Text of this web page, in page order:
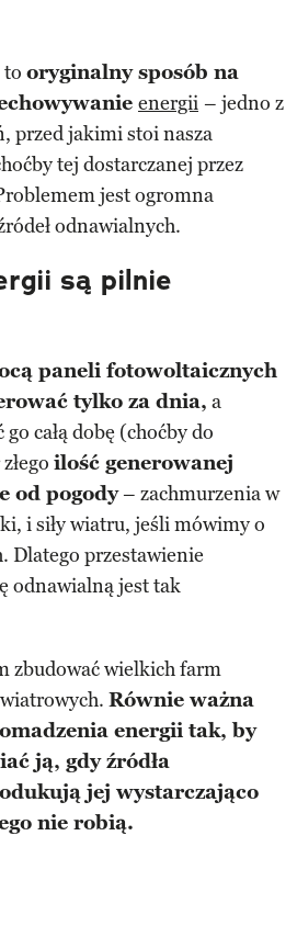
to oryginalny sposób na
energii – jedno z
przed jakimi stoi nasza
tej dostarczanej przez
jest ogromna
odnawialnych.
są pilnie
paneli fotowoltaicznych
tylko za dnia, a
całą dobę (choćby do
ilość generowanej
od pogody– zachmurzenia w
i siły wiatru, jeśli mówimy o
Dlatego przestawienie
odnawialną jest tak
zbudować wielkich farm
Równie ważna
energii tak, by
ją, gdy źródła
jej wystarczająco
nie robią.